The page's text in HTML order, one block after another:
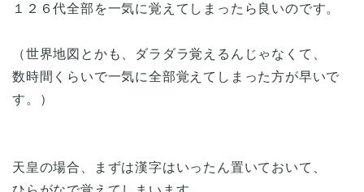
１２６代全部を一気に覚えてしまったら良いのです。
（世界地図とかも、ダラダラ覚えるんじゃなくて、
数時間くらいで一気に全部覚えてしまった方が早いで
す。）
天皇の場合、まずは漢字はいったん置いておいて、